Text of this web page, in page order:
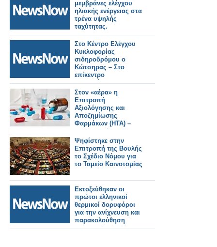
μεμβράνες ελέγχου
ηλιακής ενέργειας στα
τρένα υψηλής
ταχύτητας.
Στο Κέντρο Ελέγχου
Κυκλοφορίας
σιδηροδρόμου ο
Κώτσηρας – Στο
επίκεντρο
τηλεδιοίκηση και
ψηφιακές υποδομές.
Στον «αέρα» η
Επιτροπή
Αξιολόγησης και
Αποζημίωσης
Φαρμάκων (ΗΤΑ) –
Δεν μπορεί να
συνεδριάσει, σε
αναμονή δεκάδες
φάκελοι φαρμάκων
Ψηφίστηκε στην
Επιτροπή της Βουλής
το Σχέδιο Νόμου για
το Ταμείο Καινοτομίας
Εκτοξεύθηκαν οι
πρώτοι ελληνικοί
θερμικοί δορυφόροι
για την ανίχνευση και
παρακολούθηση
πυρκαγιών